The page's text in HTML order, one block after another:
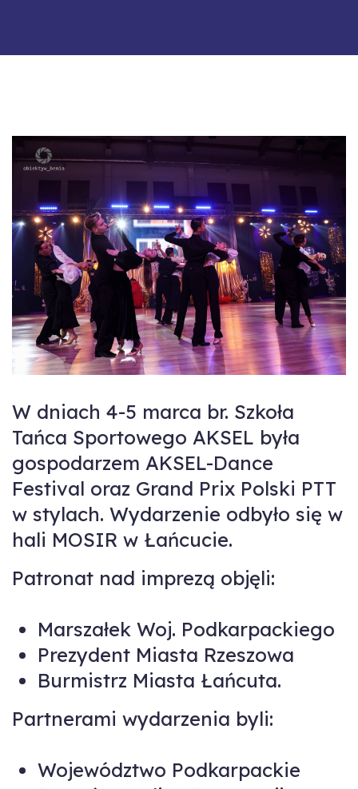
W dniach 4-5 marca br. Szkoła
Tańca Sportowego AKSEL była
gospodarzem AKSEL-Dance
Festival oraz Grand Prix Polski PTT
w stylach. Wydarzenie odbyło się w
hali MOSIR w Łańcucie.
Patronat nad imprezą objęli:
Marszałek Woj. Podkarpackiego
Prezydent Miasta Rzeszowa
Burmistrz Miasta Łańcuta.
Partnerami wydarzenia byli:
Województwo Podkarpackie